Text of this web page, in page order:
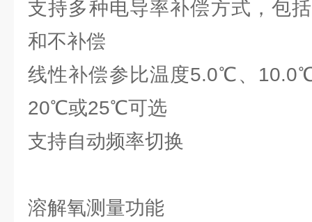
支持多种电导率补偿方式，包
和不补偿
线性补偿参比温度5.0℃、
20℃或25℃可选
支持自动频率切换
溶解氧测量功能